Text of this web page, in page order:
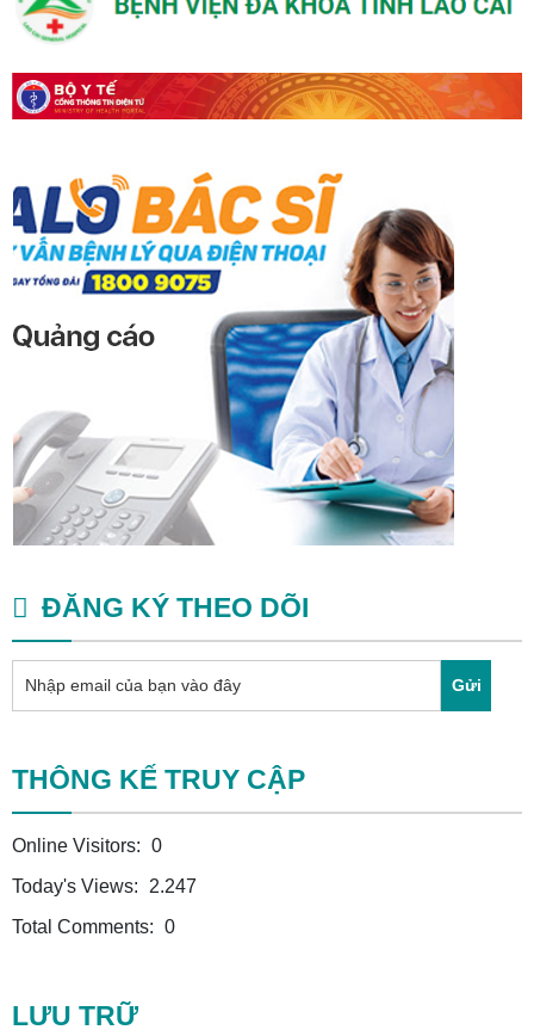
ĐĂNG KÝ THEO DÕI
Gửi
THÔNG KẾ TRUY CẬP
Online Visitors: 0
Today's Views:
2.247
Total Comments: 0
LƯU TRỮ